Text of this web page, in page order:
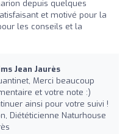
depuis quelques
et motivé pour la
les conseils et la
Jean Jaurès
Merci beaucoup
et votre note :)
ainsi pour votre suivi !
Diététicienne Naturhouse